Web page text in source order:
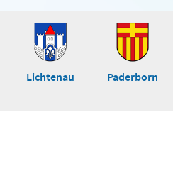
Lichtenau Paderborn